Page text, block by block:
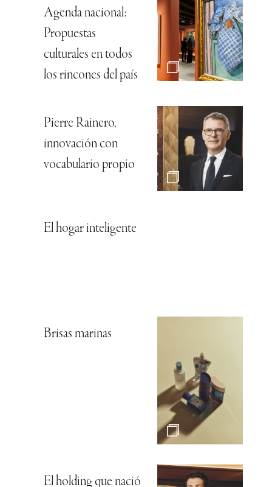
Agenda nacional:
Propuestas
culturales en todos
los rincones del país
Pierre Rainero,
innovación con
vocabulario propio
El hogar inteligente
Brisas marinas
El holding que nació